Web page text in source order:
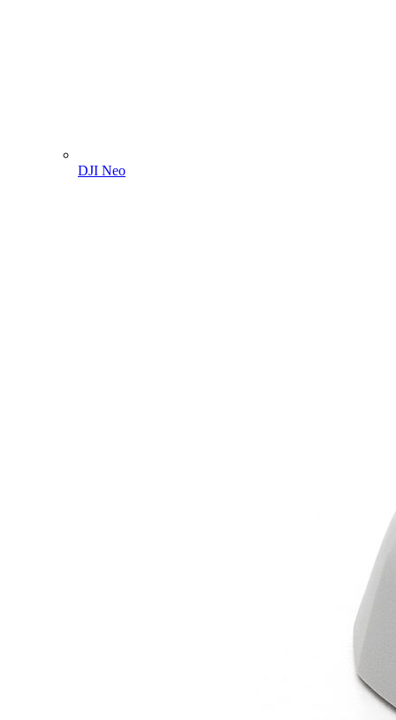
DJI Neo